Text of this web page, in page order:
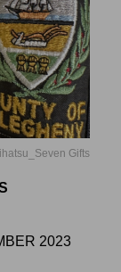
Gifts
2023